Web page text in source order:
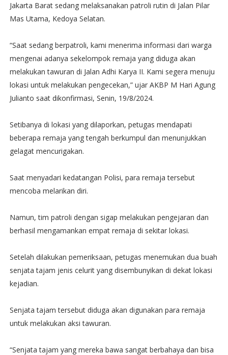
Jakarta Barat sedang melaksanakan patroli rutin di Jalan Pilar
Mas Utama, Kedoya Selatan.
“Saat sedang berpatroli, kami menerima informasi dari warga
mengenai adanya sekelompok remaja yang diduga akan
melakukan tawuran di Jalan Adhi Karya II. Kami segera menuju
lokasi untuk melakukan pengecekan,” ujar AKBP M Hari Agung
Julianto saat dikonfirmasi, Senin, 19/8/2024.
Setibanya di lokasi yang dilaporkan, petugas mendapati
beberapa remaja yang tengah berkumpul dan menunjukkan
gelagat mencurigakan.
Saat menyadari kedatangan Polisi, para remaja tersebut
mencoba melarikan diri.
Namun, tim patroli dengan sigap melakukan pengejaran dan
berhasil mengamankan empat remaja di sekitar lokasi.
Setelah dilakukan pemeriksaan, petugas menemukan dua buah
senjata tajam jenis celurit yang disembunyikan di dekat lokasi
kejadian.
Senjata tajam tersebut diduga akan digunakan para remaja
untuk melakukan aksi tawuran.
“Senjata tajam yang mereka bawa sangat berbahaya dan bisa